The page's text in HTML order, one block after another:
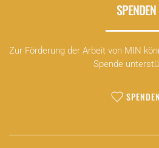
SPENDEN
Zur Förderung der Arbeit von MIN
Spende
SPENDEN